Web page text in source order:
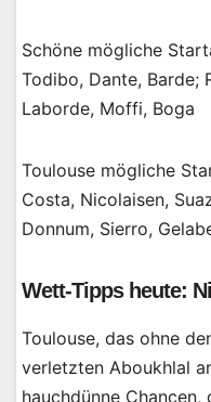
Schöne mögliche
Todibo, Dante, Barde;
Laborde, Moffi, Boga
Toulouse mögliche
Costa, Nicolaisen,
Donnum, Sierro,
Wett-Tipps heute:
Toulouse, das ohne
verletzten Aboukhlal
hauchdünne